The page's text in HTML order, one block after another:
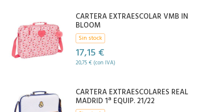
CARTERA EXTRAESCOLAR VMB IN
BLOOM
Sin stock
17,15 €
20,75 € (con IVA)
CARTERA EXTRAESCOLARES REAL
MADRID 1ª EQUIP. 21/22